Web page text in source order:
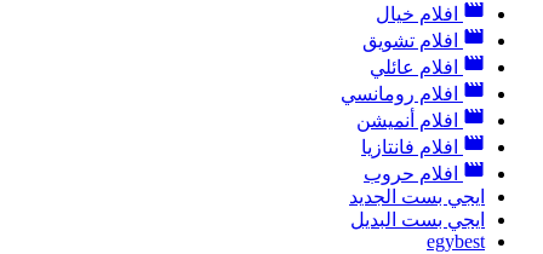
افلام خيال
افلام تشويق
افلام عائلي
افلام رومانسي
افلام أنميشن
افلام فانتازيا
افلام حروب
ايجي بست الجديد
ايجي بست البديل
egybest